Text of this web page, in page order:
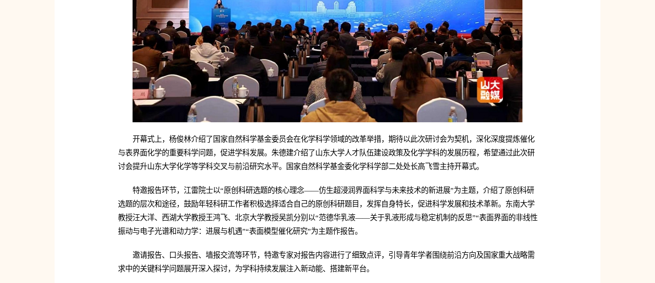
开幕式上，杨俊林介绍了国家自然科学基金委员会在化学科学领域的改革举措，期待以此次研讨会为契机，深化深度提炼催化
与表界面化学的重要科学问题，促进学科发展。朱德建介绍了山东大学人才队伍建设政策及化学学科的发展历程，希望通过此次研
讨会提升山东大学化学等学科交叉与前沿研究水平。国家自然科学基金委化学科学部二处处长高飞雪主持开幕式。
特邀报告环节，江雷院士以“原创科研选题的核心理念——仿生超浸润界面科学与未来技术的新进展”为主题，介绍了原创科研
选题的层次和途径，鼓励年轻科研工作者积极选择适合自己的原创科研题目，发挥自身特长，促进科学发展和技术革新。东南大学
教授汪大洋、西湖大学教授王鸿飞、北京大学教授吴凯分别以“范德华乳液——关于乳液形成与稳定机制的反思”“表面界面的非线性
振动与电子光谱和动力学：进展与机遇”“表面模型催化研究”为主题作报告。
邀请报告、口头报告、墙报交流等环节，特邀专家对报告内容进行了细致点评，引导青年学者围绕前沿方向及国家重大战略需
求中的关键科学问题展开深入探讨，为学科持续发展注入新动能、搭建新平台。